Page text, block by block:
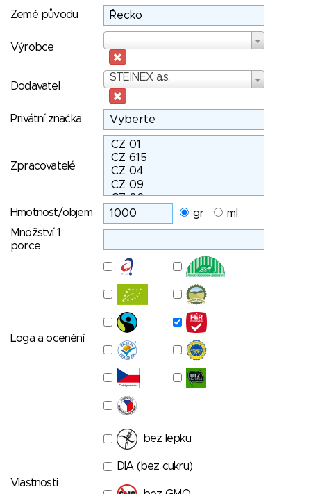
Země původu
Výrobce
Dodavatel
STEINEX a.s.
Dodavatel
Privátní značka
Zpracovatelé
Hmotnost/objem gr
ml
Množství 1
porce
Loga a ocenění
Vlastnosti
bez lepku
DIA (bez cukru)